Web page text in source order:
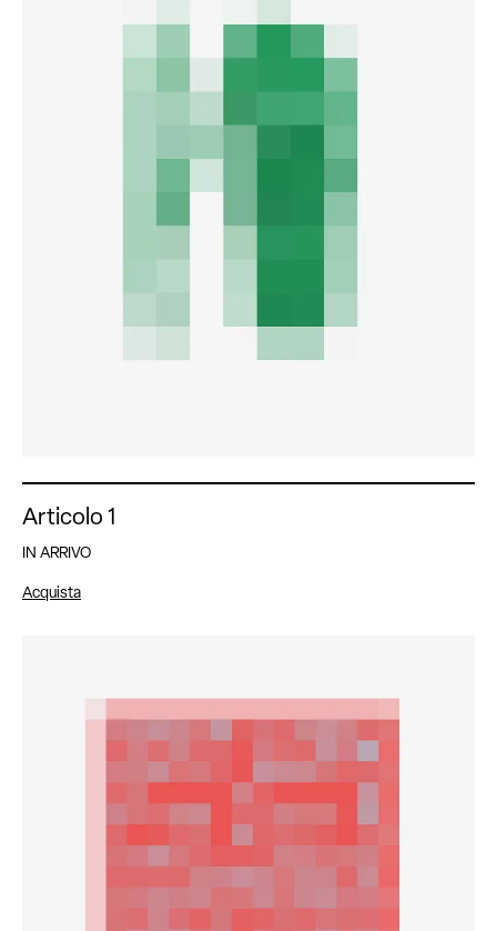
Articolo 1
IN ARRIVO
Acquista